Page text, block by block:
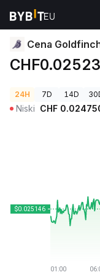
Ceny kryptowalut
Cena
24H 7D 14D
Niski CHF